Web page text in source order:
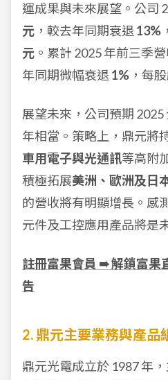
運成果與未來展望。公司
元 ，較去年同期衰退 13%
元 。累計 2025 年前三季
年同期微幅衰退 1% ，每
展望未來，公司預期
年相當。策略上，鼎元將
車用電子與光通訊等高附
積極拓展美洲、歐洲及日
的營收將有明顯增長。感
元件及工控應用產品將是
註冊富果會員 ➠ 解鎖富果
告
2. 鼎元主要業務與產品
鼎元光電成立於 1987 年